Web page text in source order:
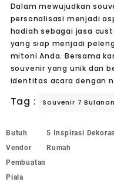
Dalam mewujudkan
personalisasi menjadi
hadiah sebagai jasa
yang siap menjadi
mitoni Anda. Bersama
souvenir yang unik dan
identitas acara dengan
Tag : Souvenir 7 Bulanan
Butuh
Vendor
Pembuatan
Piala
5 Inspirasi
Rumah